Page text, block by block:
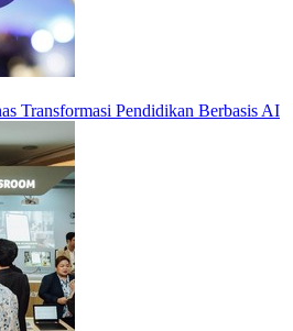
Transformasi Pendidikan Berbasis AI